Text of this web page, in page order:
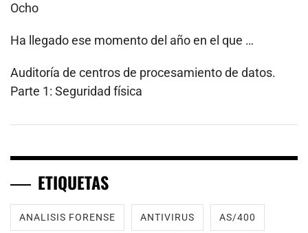
Ocho
Ha llegado ese momento del año en el que …
Auditoría de centros de procesamiento de datos.
Parte 1: Seguridad física
ETIQUETAS
ANALISIS FORENSE ANTIVIRUS AS/400